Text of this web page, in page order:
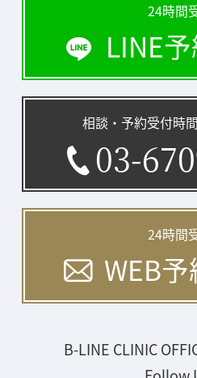
相談・予約受付時
03-
24時間
LINE
24時間
WEB
B-LINE CLINIC